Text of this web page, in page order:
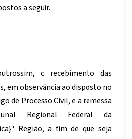
a seguir.
o recebimento das
em observância ao disposto no
de Processo Civil, e a remessa
Regional Federal da
ª Região, a fim de que seja